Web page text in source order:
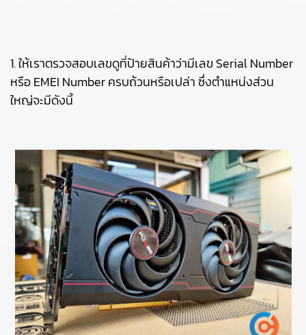
1. ให้เราตรวจสอบเลขดูที่ป้ายสินค้าว่ามีเลข Serial Number
หรือ EMEI Number ครบถ้วนหรือเปล่า ซึ่งตำแหน่งส่วน
ใหญ่จะมีดังนี้